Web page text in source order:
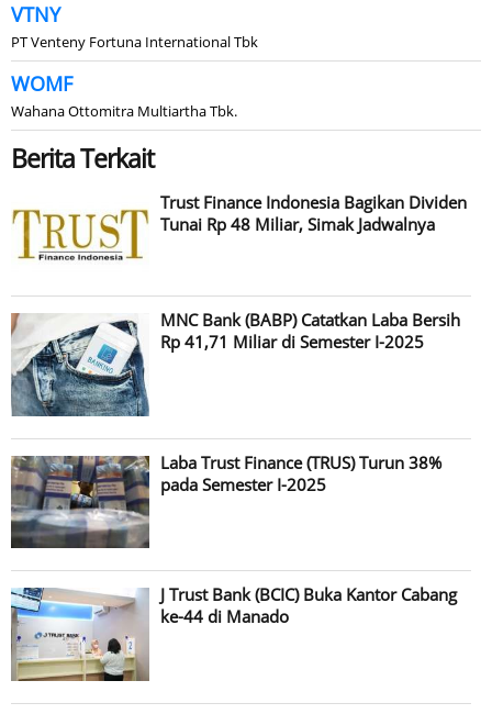
VTNY
PT Venteny Fortuna International Tbk
WOMF
Wahana Ottomitra Multiartha Tbk.
Berita Terkait
Trust Finance Indonesia Bagikan Dividen
Tunai Rp 48 Miliar, Simak Jadwalnya
MNC Bank (BABP) Catatkan Laba Bersih
Rp 41,71 Miliar di Semester I-2025
Laba Trust Finance (TRUS) Turun 38%
pada Semester I-2025
J Trust Bank (BCIC) Buka Kantor Cabang
ke-44 di Manado